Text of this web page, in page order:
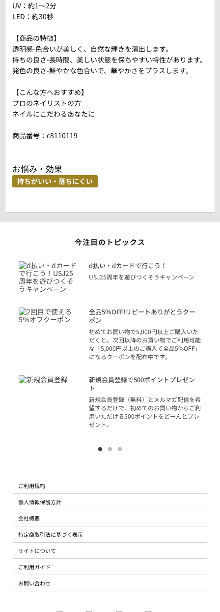
UV：約1～2分
LED：約30秒
【商品の特徴】
透明感-色合いが美しく、自然な輝きを演出します。
持ちの良さ-長時間、美しい状態を保ちやすい特性があります。
発色の良さ-鮮やかな色合いで、華やかさをプラスします。
【こんな方へおすすめ】
プロのネイリストの方
ネイルにこだわるあなたに
商品番号： c8110119
お悩み・効果
持ちがいい・落ちにくい
今注目のトピックス
d払い・dカードで行こう！
USJ25周年を遊びつくそうキャンペーン
全品5％OFF!リピートありがとうクー
ポン
初めてお買い物で5,000円以上ご購入いた
だくと、次回以降のお買い物でご利用可能
な「5,000円以上のご購入で全品5%OFF」
になるクーポンを配布中です。
新規会員登録で500ポイントプレゼン
ト
新規会員登録（無料）とメルマガ配信を希
望するだけで、初めてのお買い物からご利
用いただける500ポイントをどーんとプレ
ゼント。
ご利用規約
個人情報保護方針
会社概要
特定商取引法に基づく表示
サイトについて
ご利用ガイド
お問い合わせ